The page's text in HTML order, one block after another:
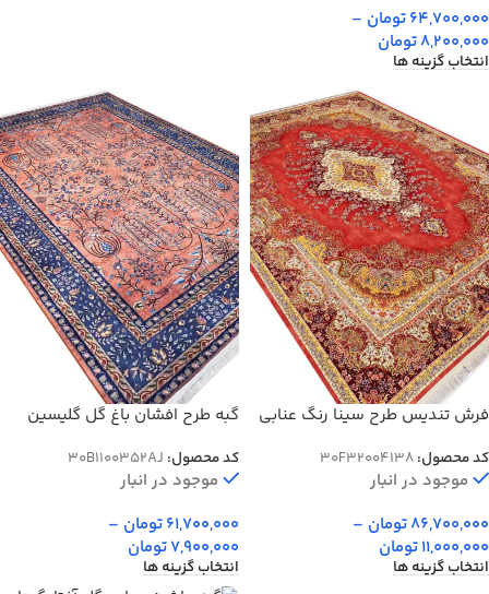
64,700,000تومان –
8,200,000تومان
انتخاب گزینه ها
فرش تندیس طرح سینا رنگ عنابی
کد محصول:30F32004138
موجود در انبار
86,700,000تومان –
11,000,000تومان
انتخاب گزینه ها
گبه طرح افشان باغ گل گلیسین
کد محصول: 30B1100352AJ
موجود در انبار
61,700,000تومان –
7,900,000تومان
انتخاب گزینه ها